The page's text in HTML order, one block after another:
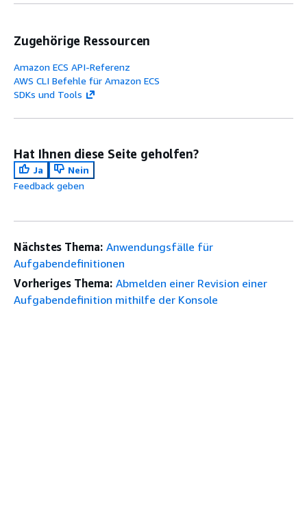
Zugehörige Ressourcen
Amazon ECS API-Referenz
AWS CLI Befehle für Amazon ECS
SDKs und Tools
Hat Ihnen diese Seite geholfen?
Ja
Nein
Feedback geben
Nächstes Thema: Anwendungsfälle für
Aufgabendefinitionen
Vorheriges Thema: Abmelden einer Revision einer
Aufgabendefinition mithilfe der Konsole